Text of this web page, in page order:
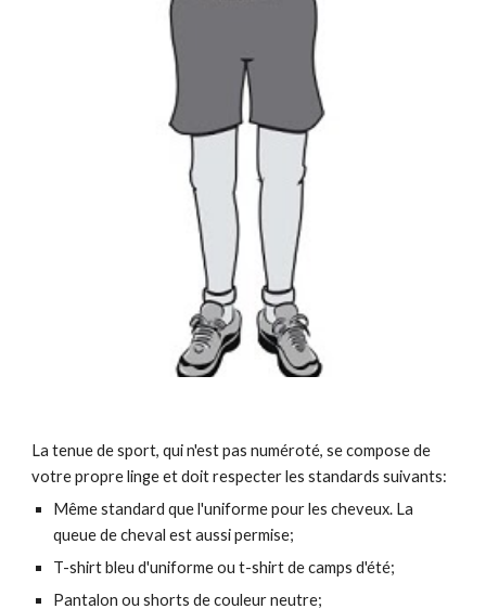
La tenuede sport, qui n'est pas numéroté, se compose de
votre propre linge et doit respecter les standards suivants:
Même standard que l'uniforme pour les cheveux. La
queue de cheval est aussipermise;
T-shirt bleu d'uniforme ou t-shirt de camps d'été;
Pantalon ou shorts de couleur neutre;